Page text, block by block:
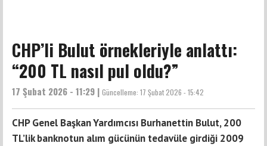
CHP’li Bulut örnekleriyle anlattı:
“200 TL nasıl pul oldu?”
17 Şubat 2026 - 11:29 | Güncelleme: 17 Şubat 2026 - 15:42
CHP Genel Başkan Yardımcısı Burhanettin Bulut, 200
TL’lik banknotun alım gücünün tedavüle girdiği 2009